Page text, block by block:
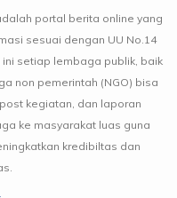
portal berita online yang
sesuai dengan UU No.14
setiap lembaga publik, baik
non pemerintah (NGO) bisa
kegiatan, dan laporan
ke masyarakat luas guna
kredibiltas dan